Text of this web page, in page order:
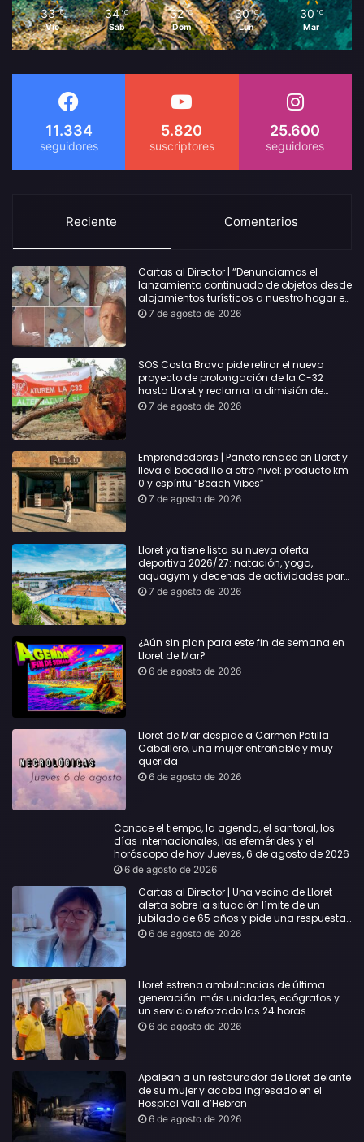
33 ℃
Vie
34 ℃
Sáb
32 ℃
Dom
30 ℃
Lun
30 ℃
Mar
11.334 5.820 25.600
Reciente Comentarios
Cartas al Director | “Denunciamos el
lanzamiento continuado de objetos desde
alojamientos turísticos a nuestro hogar en
Lloret: Podría haber causado una
7 de agosto de 2026
SOS Costa Brava pide retirar el nuevo
proyecto de prolongación de la C-32
hasta Lloret y reclama la dimisión de
Sílvia Paneque
7 de agosto de 2026
Emprendedoras | Paneto renace en Lloret y
lleva el bocadillo a otro nivel: producto km
0 y espíritu “Beach Vibes”
7 de agosto de 2026
Lloret ya tiene lista su nueva oferta
deportiva 2026/27: natación, yoga,
aquagym y decenas de actividades para
todas las edades
7 de agosto de 2026
¿Aún sin plan para este fin de semana en
Lloret de Mar?
6 de agosto de 2026
Lloret de Mar despide a Carmen Patilla
Caballero, una mujer entrañable y muy
querida
6 de agosto de 2026
Conoce el tiempo, la agenda, el santoral, los
días internacionales, las efemérides y el
horóscopo de hoy Jueves, 6 de agosto de 2026
6 de agosto de 2026
Cartas al Director | Una vecina de Lloret
alerta sobre la situación límite de un
jubilado de 65 años y pide una respuesta
urgente
6 de agosto de 2026
Lloret estrena ambulancias de última
generación: más unidades, ecógrafos y
un servicio reforzado las 24 horas
6 de agosto de 2026
Apalean a un restaurador de Lloret delante
de su mujer y acaba ingresado en el
Hospital Vall d’Hebron
6 de agosto de 2026